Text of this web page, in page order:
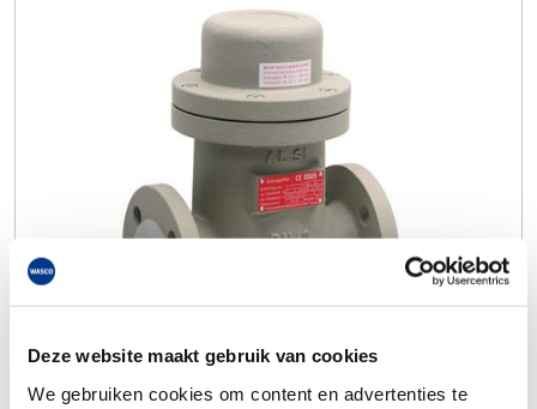
Deze website maakt gebruik van cookies
We gebruiken cookies om content en advertenties te